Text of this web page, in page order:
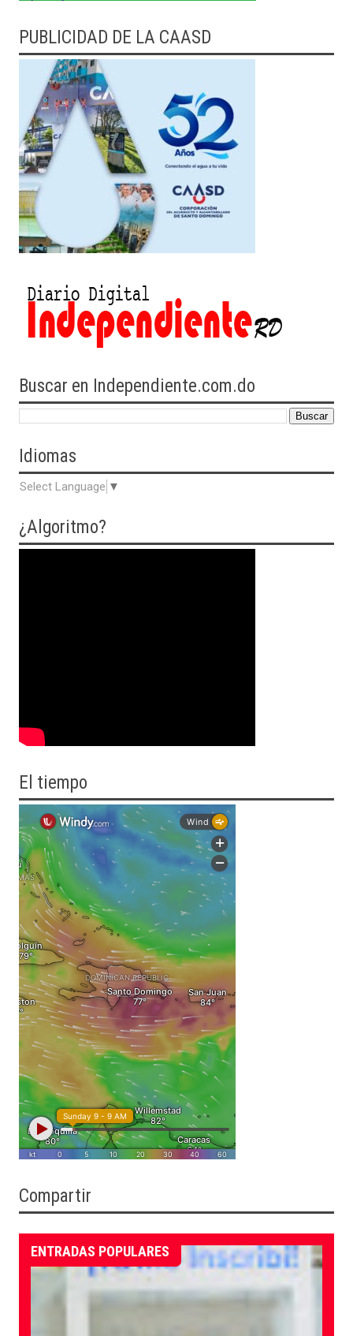
PUBLICIDAD DE LA CAASD
Buscar en Independiente.com.do
Idiomas
Select Language ▼
¿Algoritmo?
El tiempo
Compartir
ENTRADAS POPULARES